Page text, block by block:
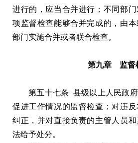
进行的，应当合并进行；不同部
项监督检查能够合并完成的，由
部门实施合并或者联合检查。
第九章 监督
第五十七条 县级以上人民政
促进工作情况的监督检查；对违
纠正，并对直接负责的主管人员
法给予处分。